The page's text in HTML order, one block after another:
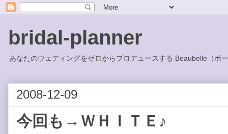
bridal-planner
あなたのウェディングをゼロからプロデュースする Beaubelle（ボ
2008-12-09
今回も→ＷＨＩＴＥ♪